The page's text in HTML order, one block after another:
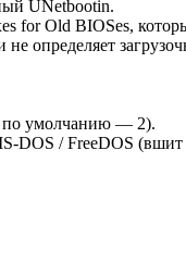
UNetbootin.
for Old BIOSes,
определяет
по умолчанию — 2).
DOS / FreeDOS